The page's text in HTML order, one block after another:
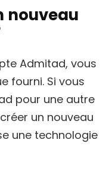
nouveau
Admitad, vous
fourni. Si vous
pour une autre
un nouveau
une technologie